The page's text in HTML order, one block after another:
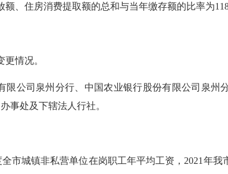
住房消费提取额的总和与当年缴存额的比率为
情况。
公司泉州分行、中国农业银行股份有限公司泉州
事处及下辖法人行社。
城镇非私营单位在岗职工年平均工资，2021年我